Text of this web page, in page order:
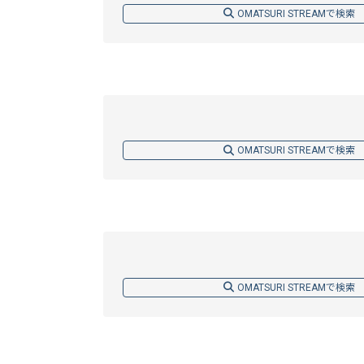
OMATSURI STREAMで検索
OMATSURI STREAMで検索
OMATSURI STREAMで検索